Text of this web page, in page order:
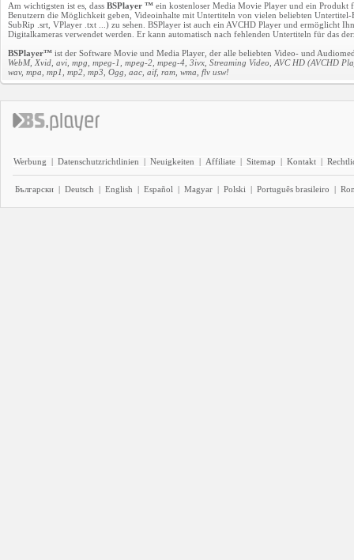
Am wichtigsten ist es, dass BSPlayer ™ ein kostenloser Media Movie Player und ein Produkt
Benutzern die Möglichkeit geben, Videoinhalte mit Untertiteln von vielen beliebten
SubRip .srt, VPlayer .txt ...) zu sehen. BSPlayer ist auch ein AVCHD Player und ermöglicht
Digitalkameras verwendet werden. Er kann automatisch nach fehlenden Untertiteln für das
BSPlayer™ ist der Software Movie und Media Player, der alle beliebten Video- und
WebM, Xvid, avi, mpg, mpeg-1, mpeg-2, mpeg-4, 3ivx, Streaming Video, AVC HD (AVCHD
wav, mpa, mp1, mp2, mp3, Ogg, aac, aif, ram, wma, flv usw!
Werbung | Datenschutzrichtlinien | Neuigkeiten | Affiliate | Sitemap | Kontakt |
Български | Deutsch | English | Español | Magyar | Polski | Português brasileiro |